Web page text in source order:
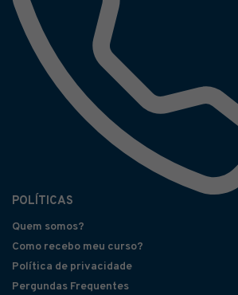
POLÍTICAS
Quem somos?
Como recebo meu curso?
Política de privacidade
Pergundas Frequentes